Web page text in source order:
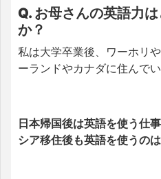
Q. お母さんの英語力
か？
私は大学卒業後、ワーホリ
ーランドやカナダに住んでい
日本帰国後は英語を使う仕
シア移住後も英語を使うの